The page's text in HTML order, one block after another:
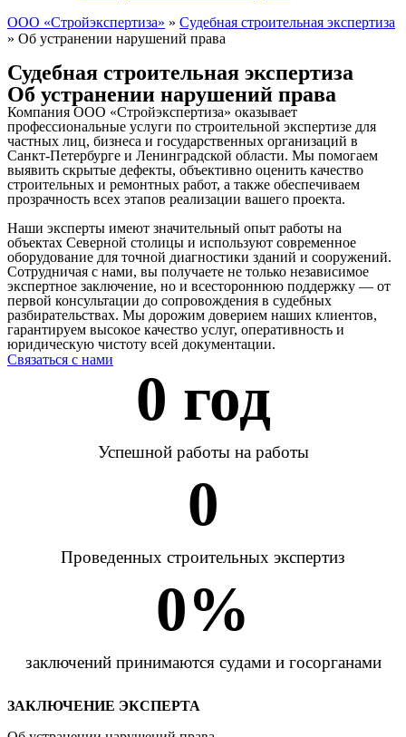
ООО «Стройэкспертиза» » Судебная строительная экспертиза
» Об устранении нарушений права
Судебная строительная экспертиза
Об устранении нарушений права
Компания ООО «Стройэкспертиза» оказывает
профессиональные услуги по строительной экспертизе для
частных лиц, бизнеса и государственных организаций в
Санкт-Петербурге и Ленинградской области. Мы помогаем
выявить скрытые дефекты, объективно оценить качество
строительных и ремонтных работ, а также обеспечиваем
прозрачность всех этапов реализации вашего проекта.
Наши эксперты имеют значительный опыт работы на
объектах Северной столицы и используют современное
оборудование для точной диагностики зданий и сооружений.
Сотрудничая с нами, вы получаете не только независимое
экспертное заключение, но и всестороннюю поддержку — от
первой консультации до сопровождения в судебных
разбирательствах. Мы дорожим доверием наших клиентов,
гарантируем высокое качество услуг, оперативность и
юридическую чистоту всей документации.
Связаться с нами
0 год
Успешной работы на работы
0
Проведенных строительных экспертиз
0%
заключений принимаются судами и госорганами
ЗАКЛЮЧЕНИЕ ЭКСПЕРТА